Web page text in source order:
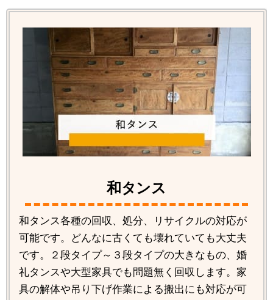
和タンス
和タンス各種の回収、処分、リサイクルの対応が
可能です。どんなに古くても壊れていても大丈夫
です。２段タイプ～３段タイプの大きなもの、婚
礼タンスや大型家具でも問題無く回収します。家
具の解体や吊り下げ作業による搬出にも対応が可